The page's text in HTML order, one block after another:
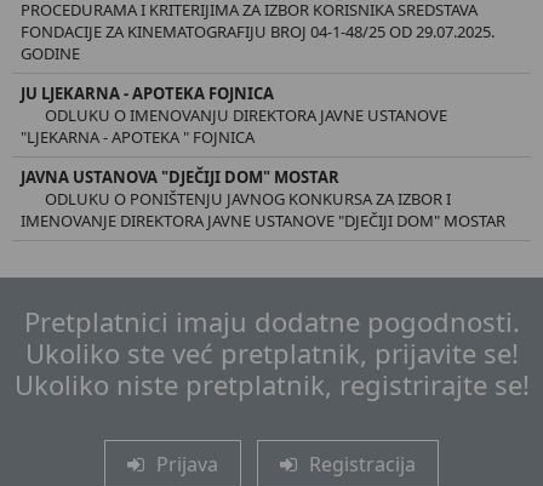
PROCEDURAMA I KRITERIJIMA ZA IZBOR KORISNIKA SREDSTAVA
FONDACIJE ZA KINEMATOGRAFIJU BROJ 04-1-48/25 OD 29.07.2025.
GODINE
JU LJEKARNA - APOTEKA FOJNICA
ODLUKU O IMENOVANJU DIREKTORA JAVNE USTANOVE
"LJEKARNA - APOTEKA " FOJNICA
JAVNA USTANOVA "DJEČIJI DOM" MOSTAR
ODLUKU O PONIŠTENJU JAVNOG KONKURSA ZA IZBOR I
IMENOVANJE DIREKTORA JAVNE USTANOVE "DJEČIJI DOM" MOSTAR
Pretplatnici imaju dodatne pogodnosti.
Ukoliko ste već pretplatnik, prijavite se!
Ukoliko niste pretplatnik, registrirajte se!
Prijava Registracija